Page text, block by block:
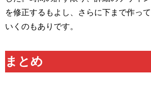
を修正するもよし、さらに下まで作って
いくのもありです。
まとめ